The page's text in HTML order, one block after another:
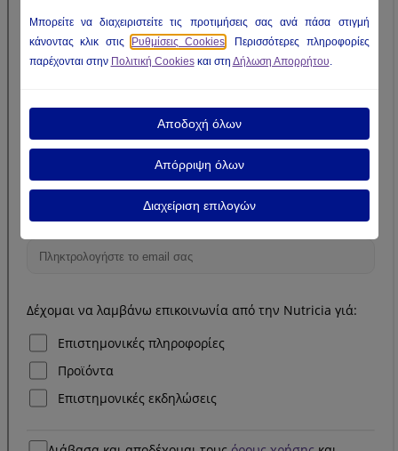
Μπορείτε να διαχειριστείτε τις προτιμήσεις σας ανά πάσα στιγμή
κάνοντας κλικ στις
Ρυθμίσεις Cookies . Περισσότερες πληροφορίες
παρέχονται στην Πολιτική Cookiesκαι στη Δήλωση Απορρήτου.
Αποδοχή όλων
Απόρριψη όλων
Διαχείριση επιλογών